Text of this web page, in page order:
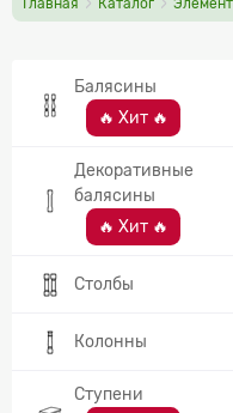
Главная Каталог
Балясины
🔥 Хит 🔥
Декоративные
балясины
🔥 Хит 🔥
Столбы
Колонны
Ступени